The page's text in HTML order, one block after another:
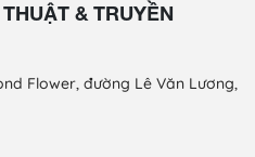
& TRUYỀN
Flower, đường Lê Văn Lương,